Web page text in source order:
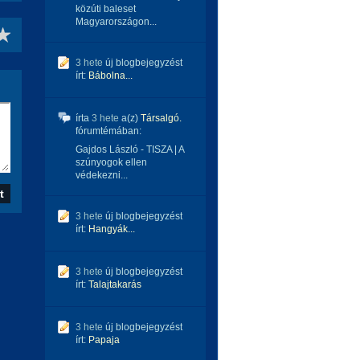
közúti baleset
Magyarországon...
3 hete új blogbejegyzést
írt: Bábolna...
írta 3 hete a(z) Társalgó.
fórumtémában:
Gajdos László - TISZA | A
szúnyogok ellen
védekezni...
3 hete új blogbejegyzést
írt: Hangyák...
3 hete új blogbejegyzést
írt: Talajtakarás
3 hete új blogbejegyzést
írt: Papaja